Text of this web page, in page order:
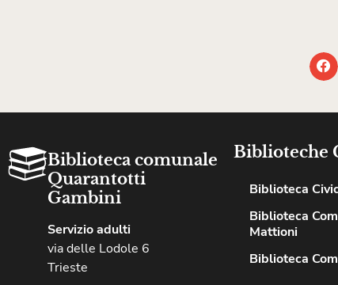
Biblioteca comunale
Quarantotti
Gambini
Servizio adulti
via delle Lodole 6
Trieste
Biblioteche
Biblioteca
Biblioteca
Mattioni
Biblioteca